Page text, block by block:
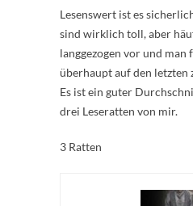
Lesenswert ist es
sind wirklich toll, aber
langgezogen vor und man
überhaupt auf den letzten
Es ist ein guter
drei Leseratten von mir.
3 Ratten